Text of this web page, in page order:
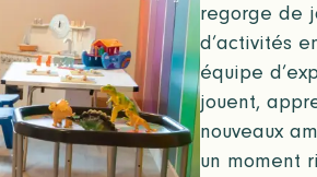
regorge de
d’activités
équipe
jouent,
nouveaux
un moment